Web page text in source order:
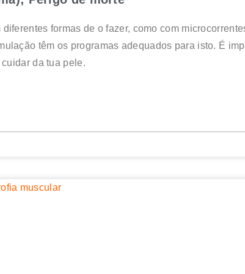
formas de o fazer, como com
têm os programas adequados para isto. É
da tua pele.